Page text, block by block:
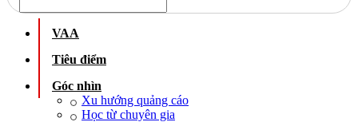
VAA
Tiêu điểm
Góc nhìn
Xu hướng quảng cáo
Học từ chuyên gia